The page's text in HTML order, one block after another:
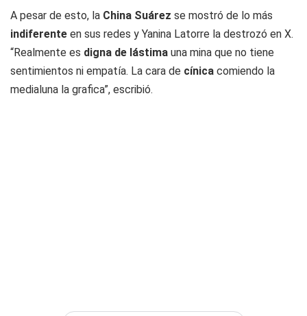
A pesar de esto, la China Suárez se mostró de lo más
indiferente en sus redes y Yanina Latorre la destrozó en X.
“Realmente es digna de lástima una mina que no tiene
sentimientos ni empatía. La cara de cínica comiendo la
medialuna la grafica”, escribió.